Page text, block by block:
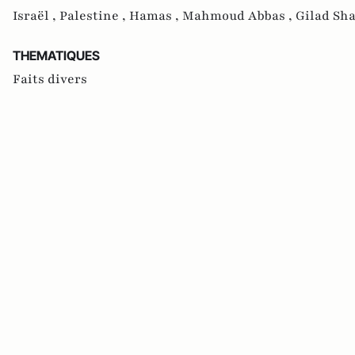
Israël , Palestine , Hamas , Mahmoud Abbas , Gilad
THEMATIQUES
Faits divers